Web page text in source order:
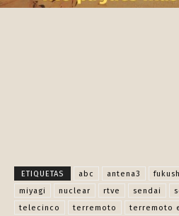
ETIQUETAS abc antena3
miyagi
nuclear rtve sendai
telecinco
terremoto terremoto